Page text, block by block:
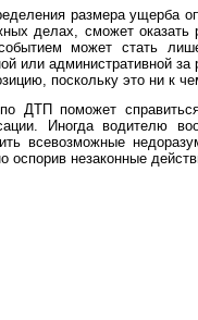
размера ущерба
делах, сможет оказать
может стать
или административной
поскольку это ни к
ДТП поможет
Иногда водителю
всевозможные
оспорив незаконные